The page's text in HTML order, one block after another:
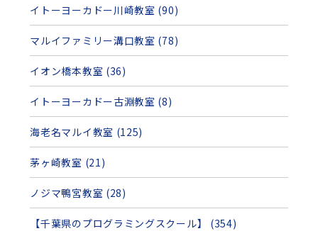
イトーヨーカドー川崎教室 (90)
マルイファミリー溝口教室 (78)
イオン橋本教室 (36)
イトーヨーカドー古淵教室 (8)
海老名マルイ教室 (125)
茅ヶ崎教室 (21)
ノジマ鴨宮教室 (28)
【千葉県のプログラミングスクール】 (354)